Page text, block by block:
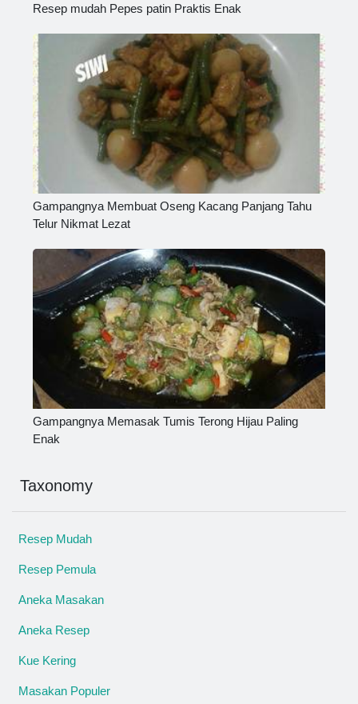
Resep mudah Pepes patin Praktis Enak
Gampangnya Membuat Oseng Kacang Panjang Tahu
Telur Nikmat Lezat
Gampangnya Memasak Tumis Terong Hijau Paling
Enak
Taxonomy
Resep Mudah
Resep Pemula
Aneka Masakan
Aneka Resep
Kue Kering
Masakan Populer